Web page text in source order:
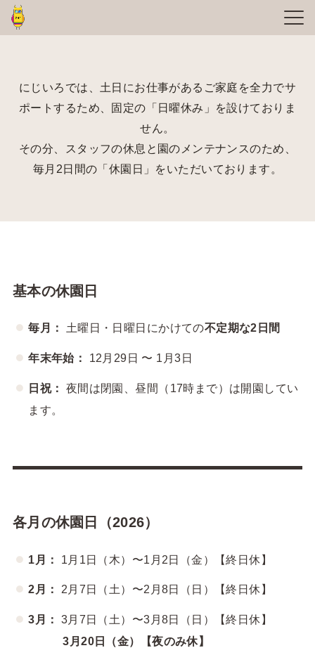
にじいろでは、土日にお仕事があるご家庭を全力でサ
ポートするため、固定の「日曜休み」を設けておりま
せん。
その分、スタッフの休息と園のメンテナンスのため、
毎月2日間の「休園日」をいただいております。
基本の休園日
毎月： 土曜日・日曜日にかけての不定期な2日間
年末年始： 12月29日 〜 1月3日
日祝：
夜間は閉園、昼間（17時まで）は開園してい
ます。
各月の休園日（2026）
1月： 1月1日（木）〜1月2日（金）【終日休】
2月： 2月7日（土）〜2月8日（日）【終日休】
3月：
3月7日（土）〜3月8日（日）【終日休】
3月20日（金）【夜のみ休】